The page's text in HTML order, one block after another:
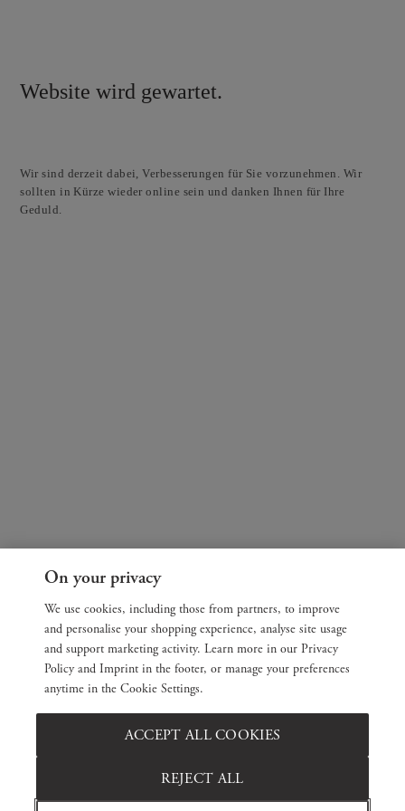
Website wird gewartet.
Wir sind derzeit dabei, Verbesserungen für Sie vorzunehmen. Wir
sollten in Kürze wieder online sein und danken Ihnen für Ihre
Geduld.
On your privacy
We use cookies, including those from partners, to improve
and personalise your shopping experience, analyse site usage
and support marketing activity. Learn more in our Privacy
Policy and Imprint in the footer, or manage your preferences
anytime in the Cookie Settings.
REJECT ALL
ACCEPT ALL COOKIES